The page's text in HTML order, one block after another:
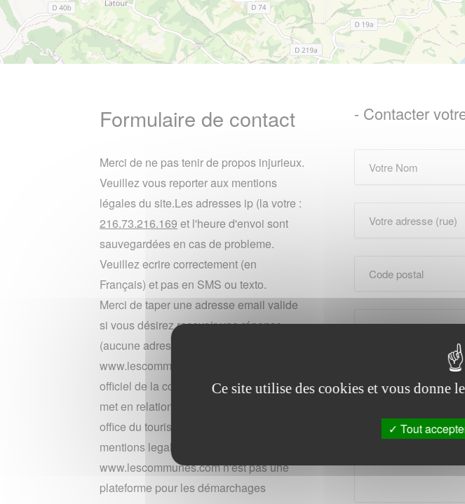
Formulaire de contact
Merci de ne pas tenir de propos injurieux.
Veuillez vous reporter aux mentions
légales du site.Les adresses ip (la votre :
216.73.216.169 et l'heure d'envoi sont
sauvegardées en cas de probleme.
Veuillez ecrire correctement (en
Français) et pas en SMS ou texto.
Merci de taper une adresse email valide
si vous désirez recevoir une réponse
(aucune adresse n'est conservée).
www.lescommunes n'est pas le site
officiel de la commune canens. Il vous
met en relation gratuitement avec leur
office du tourisme. Merci de lire les
mentions legales du site en bas de page.
www.lescommunes.com n'est pas une
plateforme pour les démarchages
- Contacter
Ce site utilise des cookies et vous donne
Tout